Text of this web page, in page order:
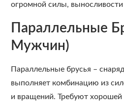
огромной силы,
Параллельные
Мужчин)
Параллельные брусья –
выполняет комбинацию из
и вращений. Требуют